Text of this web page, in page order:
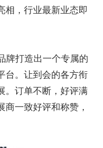
相，行业最新业态即
牌打造出一个专属的
台。让到会的各方衔
。订单不断，好评满
一致好评和称赞，